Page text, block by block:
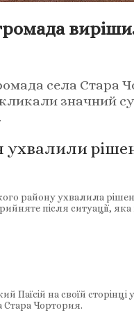
села Стара
значний
району ухвалила
після ситуації,
на своїй
Стара Чортория.